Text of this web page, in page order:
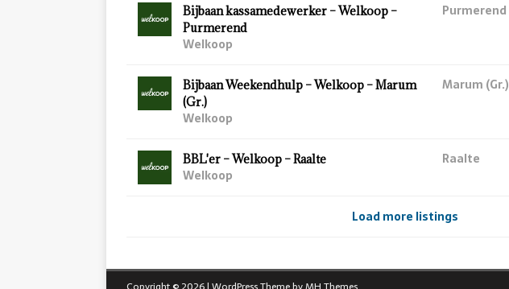
Bijbaan kassamedewerker – Welkoop –
Purmerend
Welkoop
Purmerend
Bijbaan Weekendhulp – Welkoop – Marum
(Gr.)
Welkoop
Marum (Gr.)
BBL'er – Welkoop – Raalte
Welkoop
Raalte
Load more listings